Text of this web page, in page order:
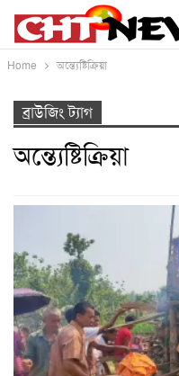
Home অন্ত্যেষ্টিক্রিয়া
ব্রাউজিং ট্যাগ
অন্ত্যেষ্টিক্রিয়া